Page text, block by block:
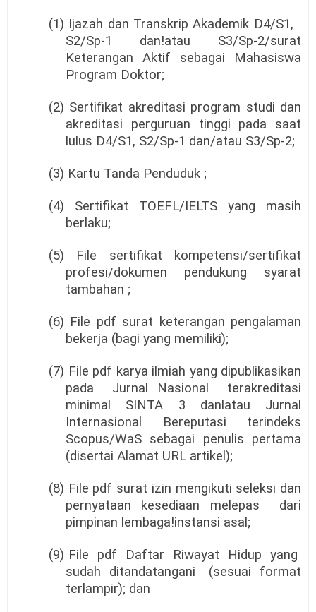
(1) Ijazah dan Transkrip Akademik D4/S1,
S2/Sp-1 dan!atau S3/Sp-2/surat
Keterangan Aktif sebagai Mahasiswa
Program Doktor;
(2) Sertifikat akreditasi program studi dan
akreditasi perguruan tinggi pada saat
lulus D4/S1, S2/Sp-1 dan/atau S3/Sp-2;
(3) Kartu Tanda Penduduk ;
(4) Sertifikat TOEFL/IELTS yang masih
berlaku;
(5) File sertifikat kompetensi/sertifikat
profesi/dokumen
pendukung
syarat
tambahan ;
(6) File pdf surat keterangan pengalaman
bekerja (bagi yang memiliki);
(7) File pdf karya ilmiah yang dipublikasikan
pada
Jurnal Nasional
terakreditasi
minimal SINTA 3 danlatau Jurnal
Internasional Bereputasi terindeks
Scopus/WaS sebagai penulis pertama
(disertai Alamat URL artikel);
(8) File pdf surat izin mengikuti seleksi dan
pernyataan kesediaan melepas
dari
pimpinan lembaga!instansi asal;
(9) File pdf Daftar Riwayat Hidup yang
sudah
ditandatangani (sesuai
format
terlampir); dan